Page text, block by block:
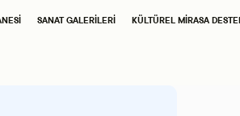
SANAT GALERILERI KÜLTÜREL MIRASA